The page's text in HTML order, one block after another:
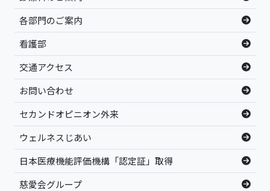
各部門のご案内
看護部
交通アクセス
お問い合わせ
セカンドオピニオン外来
ウェルネスじあい
日本医療機能評価機構「認定証」取得
慈愛会グループ